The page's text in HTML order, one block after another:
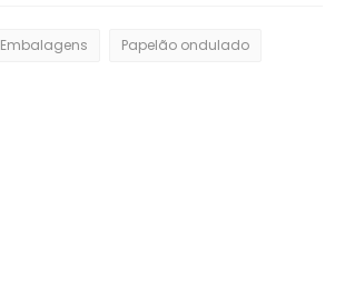
Embalagens Papelão ondulado